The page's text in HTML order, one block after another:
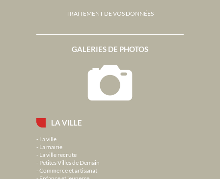
LA VILLE
La ville
La mairie
La ville recrute
Petites Villes de Demain
Commerce et artisanat
GALERIES DE PHOTOS
TRAITEMENT DE VOS DONNÉES